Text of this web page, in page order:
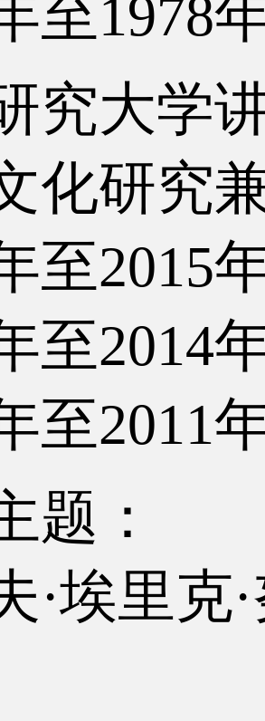
至1978
究大学
化研究
至2015
至2014
至2011
题：
·埃里克